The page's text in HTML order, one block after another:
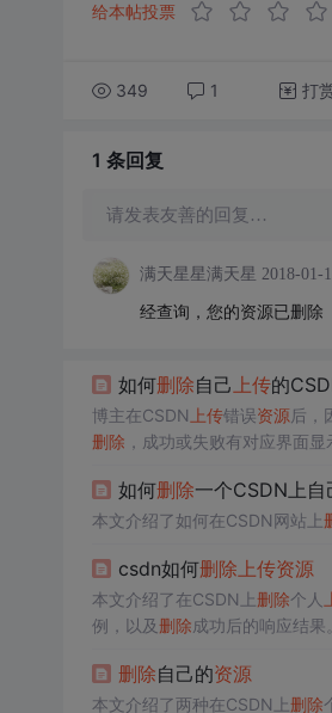
给本帖投票
349 1 打
1 条回复
请发表友善的回复…
满天星星满天星 2018-01-
经查询，您的资源已删除
如何删除自己上传的
博主在CSDN 上传错误资源后，
删除 ，成功或失败有对应界面
如何删除一个CSDN上自
本文介绍了如何在CSDN网站上
csdn如何删除上传资源
本文介绍了在CSDN上删除个人
例，以及删除成功后的响应结果。
删除自己的资源
本文介绍了两种在CSDN上删除